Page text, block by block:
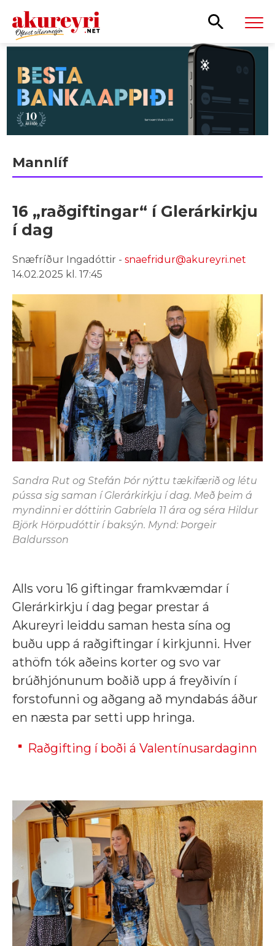
Mannlíf
16 „raðgiftingar“ í Glerárkirkju
í dag
Snæfríður Ingadóttir - snaefridur@akureyri.net
14.02.2025 kl. 17:45
Sandra Rut og Stefán Þór nýttu tækifærið og létu
pússa sig saman í Glerárkirkju í dag. Með þeim á
myndinni er dóttirin Gabríela 11 ára og séra Hildur
Björk Hörpudóttir í baksýn. Mynd: Þorgeir
Baldursson
Alls voru 16 giftingar framkvæmdar í
Glerárkirkju í dag þegar prestar á
Akureyri leiddu saman hesta sína og
buðu upp á raðgiftingar í kirkjunni. Hver
athöfn tók aðeins korter og svo var
brúðhjónunum boðið upp á freyðivín í
forstofunni og aðgang að myndabás áður
en næsta par setti upp hringa.
Raðgifting í boði á Valentínusardaginn